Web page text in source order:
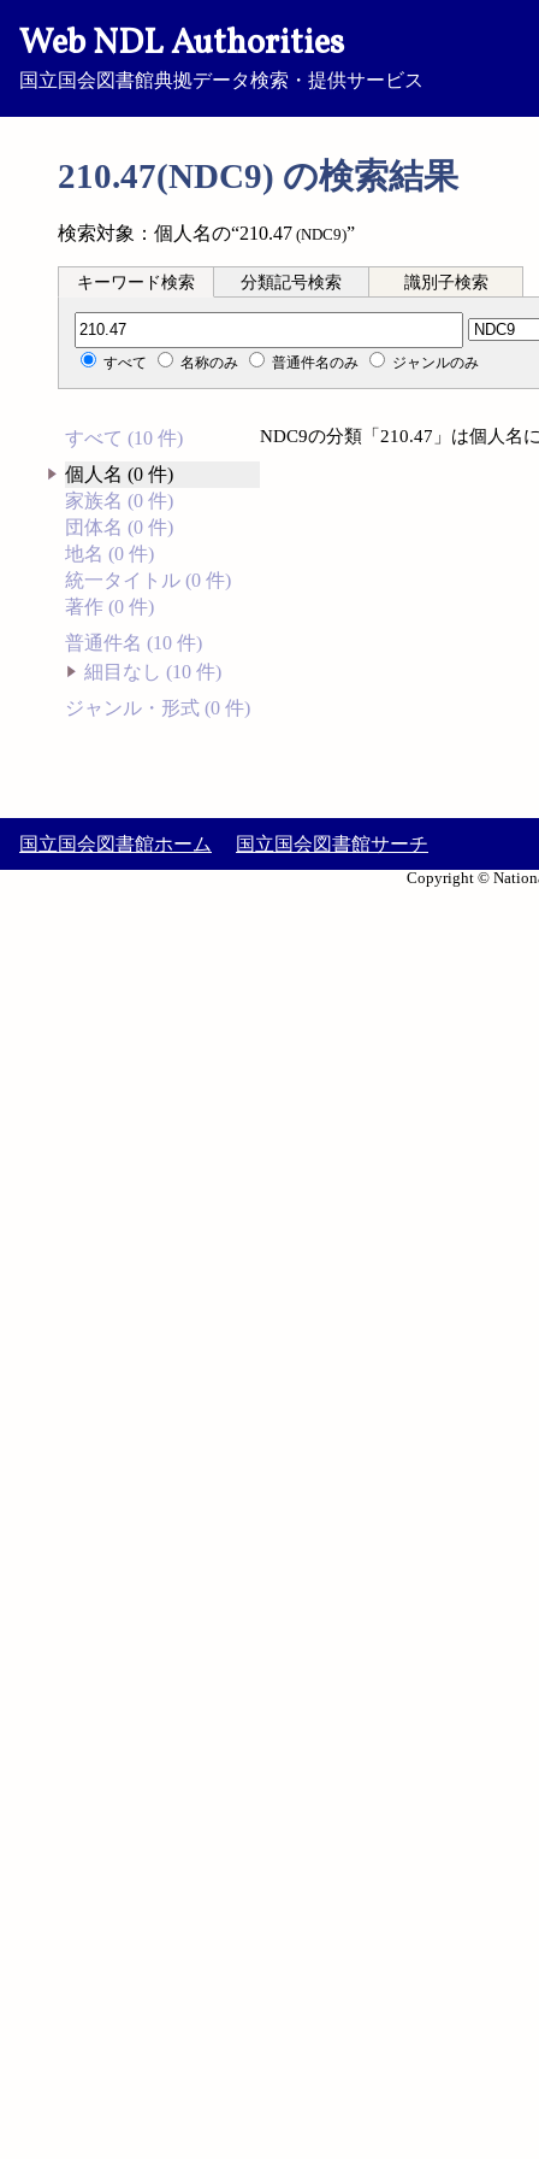
Web NDL Authorities
国立国会図書館典拠データ検索・提供サービス
210.47(NDC9) の検索結果
検索対象：個人名の“210.47 (NDC9)”
キーワード検索 分類記号検索 識別子検索
分類記号検索
すべて 名称のみ 普通件名のみ ジャンルのみ
すべて (10 件)
個人名 (0 件)
家族名 (0 件)
団体名 (0 件)
地名 (0 件)
統一タイトル (0 件)
著作 (0 件)
普通件名 (10 件)
細目なし (10 件)
ジャンル・形式 (0 件)
NDC9の分類「210.47」は個人名
国立国会図書館ホーム 国立国会図書館サーチ
Copyright ©